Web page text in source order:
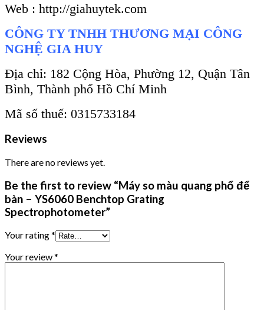
Web : http://giahuytek.com
CÔNG TY TNHH THƯƠNG MẠI CÔNG
NGHỆ GIA HUY
Địa chỉ: 182 Cộng Hòa, Phường 12, Quận Tân
Bình, Thành phố Hồ Chí Minh
Mã số thuế: 0315733184
Reviews
There are no reviews yet.
Be the first to review “Máy so màu quang phổ để
bàn – YS6060 Benchtop Grating
Spectrophotometer”
Your rating*
Your review*